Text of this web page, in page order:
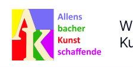
Zum
Inhalt
springen